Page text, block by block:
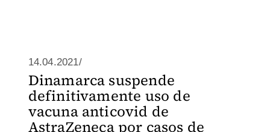
14.04.2021/
Dinamarca suspende
definitivamente uso de
vacuna anticovid de
AstraZeneca por casos de